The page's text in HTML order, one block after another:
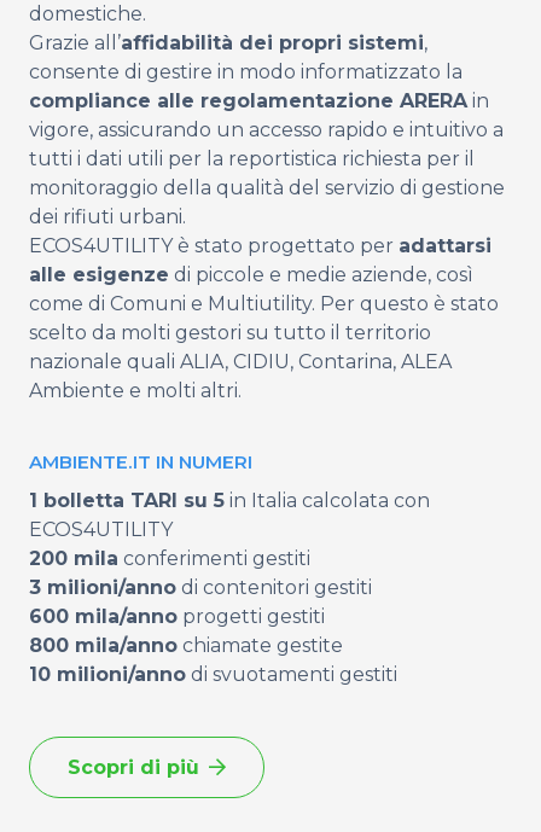
domestiche.
Grazie all’affidabilità dei propri sistemi,
consente di gestire in modo informatizzato la
compliance alle regolamentazione ARERAin
vigore, assicurando un accesso rapido e intuitivo a
tutti i dati utili per la reportistica richiesta per il
monitoraggio della qualità del servizio di gestione
dei rifiuti urbani.
ECOS4UTILITY è stato progettato per adattarsi
alle esigenze di piccole e medie aziende, così
come di Comuni e Multiutility. Per questo è stato
scelto da molti gestori su tutto il territorio
nazionale quali ALIA, CIDIU, Contarina, ALEA
Ambiente e molti altri.
AMBIENTE.IT IN NUMERI
1 bolletta TARI su 5 in Italia calcolata con
ECOS4UTILITY
200 mila conferimenti gestiti
3 milioni/anno di contenitori gestiti
600 mila/anno progetti gestiti
800 mila/anno chiamate gestite
10 milioni/anno di svuotamenti gestiti
Scopri di più